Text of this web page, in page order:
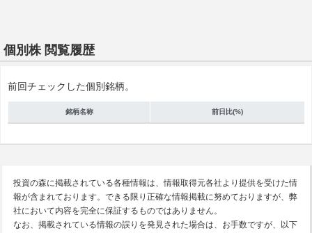
個別株 閲覧履歴
前回チェックした個別銘柄。
銘柄名称 前日比(%)
投資の森に掲載されている各種情報は、情報取得元各社より提供を受けた情
報が含まれております。できる限り正確な情報掲載に努めておりますが、弊
社において内容を完全に保証するものではありません。
なお、掲載されている情報の誤りを発見された場合は、お手数ですが、以下